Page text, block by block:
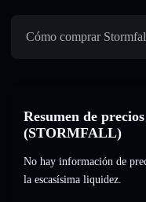
Cómo comprar
Resumen de
(STORMFALL)
No hay información de
la escasísima liquidez.